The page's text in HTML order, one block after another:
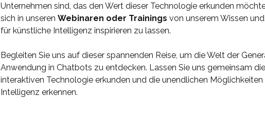
Unternehmen sind, das den Wert dieser Technologie erkunden
sich in unseren Webinaren oder Trainings von unserem Wissen
für künstliche Intelligenz inspirieren zu lassen.
Begleiten Sie uns auf dieser spannenden Reise, um die Welt der
Anwendung in Chatbots zu entdecken. Lassen Sie uns gemeinsam
interaktiven Technologie erkunden und die unendlichen
Intelligenz erkennen.